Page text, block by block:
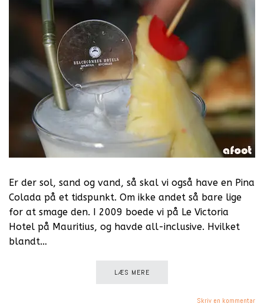
Er der sol, sand og vand, så skal vi også have en Pina
Colada på et tidspunkt. Om ikke andet så bare lige
for at smage den. I 2009 boede vi på Le Victoria
Hotel på Mauritius, og havde all-inclusive. Hvilket
blandt…
LÆS MERE
Skriv en kommentar